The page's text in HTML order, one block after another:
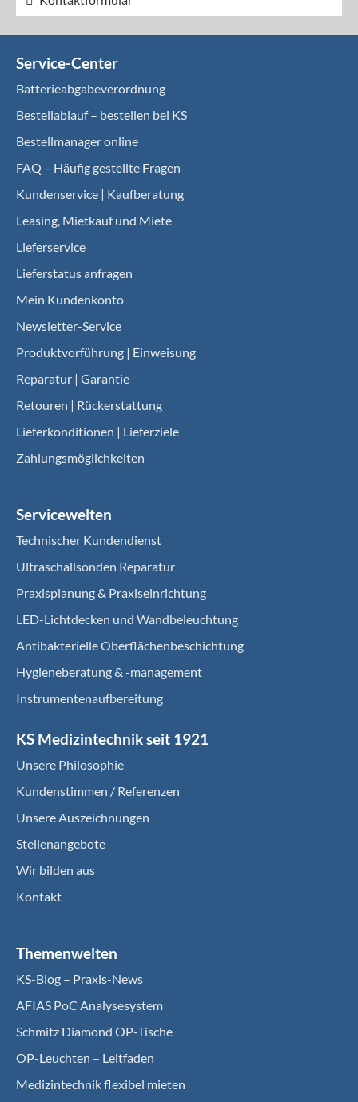
Service-Center
Batterieabgabeverordnung
Bestellablauf – bestellen bei KS
Bestellmanager online
FAQ – Häufig gestellte Fragen
Kundenservice | Kaufberatung
Leasing, Mietkauf und Miete
Lieferservice
Lieferstatus anfragen
Mein Kundenkonto
Newsletter-Service
Produktvorführung | Einweisung
Reparatur | Garantie
Retouren | Rückerstattung
Lieferkonditionen | Lieferziele
Zahlungsmöglichkeiten
Servicewelten
Technischer Kundendienst
Ultraschallsonden Reparatur
Praxisplanung & Praxiseinrichtung
LED-Lichtdecken und Wandbeleuchtung
Antibakterielle Oberflächenbeschichtung
Hygieneberatung & -management
Instrumentenaufbereitung
KS Medizintechnik seit 1921
Unsere Philosophie
Kundenstimmen / Referenzen
Unsere Auszeichnungen
Stellenangebote
Wir bilden aus
Kontakt
Themenwelten
KS-Blog – Praxis-News
AFIAS PoC Analysesystem
Schmitz Diamond OP-Tische
OP-Leuchten – Leitfaden
Medizintechnik flexibel mieten